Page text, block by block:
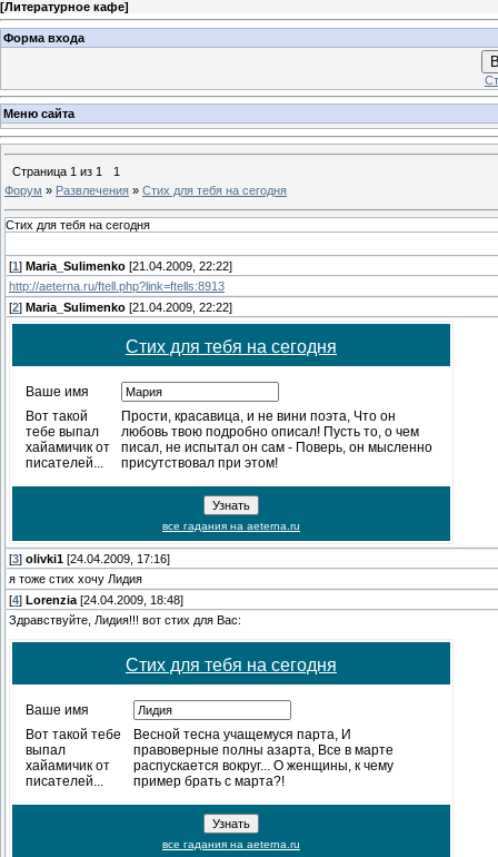
[Литературное кафе]
Форма входа
Меню сайта
Страница 1 из 1
1
Форум » Развлечения » Стих для тебя на сегодня
Стих для тебя на сегодня
[1 ] Maria_Sulimenko [21.04.2009, 22:22]
http://aeterna.ru/ftell.php?link=ftells:8913
[2] Maria_Sulimenko [21.04.2009, 22:22]
Стих для тебя на сегодня
Ваше имя
Вот такой
тебе выпал
хайамичик от
писателей...
Прости, красавица, и не вини поэта, Что он
любовь твою подробно описал! Пусть то, о чем
писал, не испытал он сам - Поверь, он мысленно
присутствовал при этом!
все гадания на aeterna.ru
[3] olivki1 [24.04.2009, 17:16]
я тоже стих хочу Лидия
[4] Lorenzia [24.04.2009, 18:48]
Здравствуйте, Лидия!!! вот стих для Вас:
Стих для тебя на сегодня
Ваше имя
Вот такой тебе
выпал
хайамичик от
писателей...
Весной тесна учащемуся парта, И
правоверные полны азарта, Все в марте
распускается вокруг... О женщины, к чему
пример брать с марта?!
все гадания на aeterna.ru